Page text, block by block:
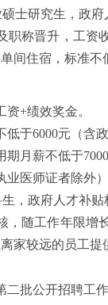
士研究生，政
称晋升，工资
间住宿，标准不
资+绩效奖金。
低于6000元（含
期月薪不低于
医师证者除外）
，政府人才补
，随工作年限
家较远的员工提
二批公开招聘工